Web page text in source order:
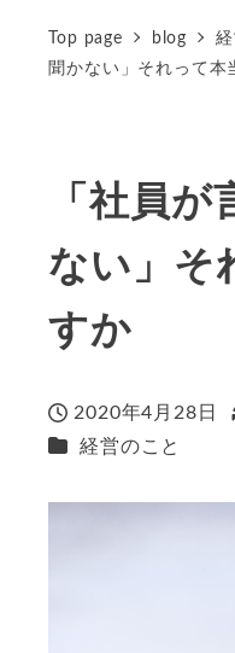
Top page blog
聞かない」それって本
「社員
ない」そ
すか
投稿日
2020年4月28日
カテゴリー
経営のこと